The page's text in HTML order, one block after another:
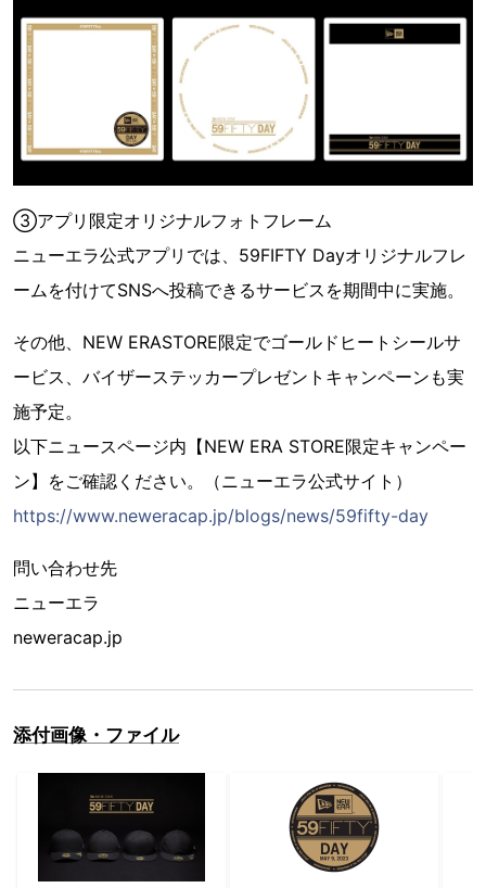
③アプリ限定オリジナルフォトフレーム
ニューエラ公式アプリでは、59FIFTY Dayオリジナルフレ
ームを付けてSNSへ投稿できるサービスを期間中に実施。
その他、NEW ERASTORE限定でゴールドヒートシールサ
ービス、バイザーステッカープレゼントキャンペーンも実
施予定。
以下ニュースページ内【NEW ERA STORE限定キャンペー
ン】をご確認ください。（ニューエラ公式サイト）
https://www.neweracap.jp/blogs/news/59fifty-day
問い合わせ先
ニューエラ
neweracap.jp
添付画像・ファイル